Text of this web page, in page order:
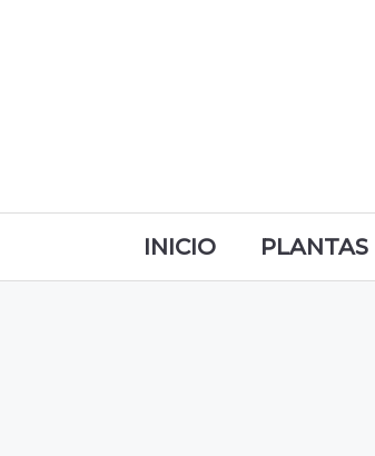
INICIO PLANTAS